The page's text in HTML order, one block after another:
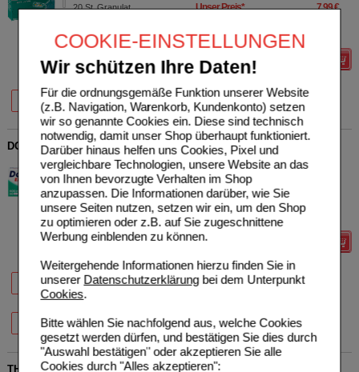
COOKIE-EINSTELLUNGEN
Wir schützen Ihre Daten!
Für die ordnungsgemäße Funktion unserer Website
(z.B. Navigation, Warenkorb, Kundenkonto) setzen
wir so genannte Cookies ein. Diese sind technisch
notwendig, damit unser Shop überhaupt funktioniert.
Darüber hinaus helfen uns Cookies, Pixel und
vergleichbare Technologien, unsere Website an das
von Ihnen bevorzugte Verhalten im Shop
anzupassen. Die Informationen darüber, wie Sie
unsere Seiten nutzen, setzen wir ein, um den Shop
zu optimieren oder z.B. auf Sie zugeschnittene
Werbung einblenden zu können.
Weitergehende Informationen hierzu finden Sie in
unserer Datenschutzerklärungbei dem Unterpunkt
Cookies.
Bitte wählen Sie nachfolgend aus, welche Cookies
gesetzt werden dürfen, und bestätigen Sie dies durch
"Auswahl bestätigen" oder akzeptieren Sie alle
Cookies durch "Alles akzeptieren":
20St Granulat Unser Preis* 7,99 €
Max. Abgabe:
Details
10 St
37%
20 St
36%
DOLORMIN extra Filmtabletten
Kenvue Germany GmbH
(OTC)
01094724
30St Filmtabletten
AVP***
Unser Preis*
Sie sparen 6,53 €
Max. Abgabe:
10 St
46%
20 St 30 St
50 St
THOMAPYRIN TENSION DUO 400 mg/100 mg Filmtabletten